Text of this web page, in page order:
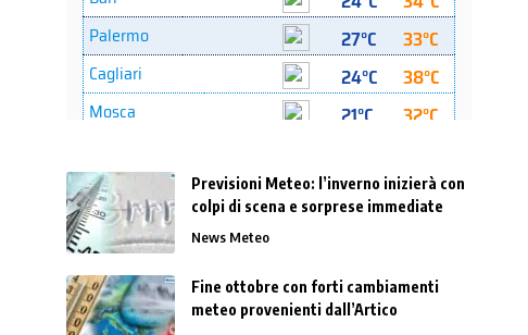
Previsioni Meteo: l’inverno inizierà con
colpi di scena e sorprese immediate
News Meteo
Fine ottobre con forti cambiamenti
meteo provenienti dall’Artico